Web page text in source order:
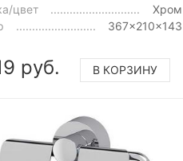
цвет
Хром
367x210x143
руб. В КОРЗИНУ